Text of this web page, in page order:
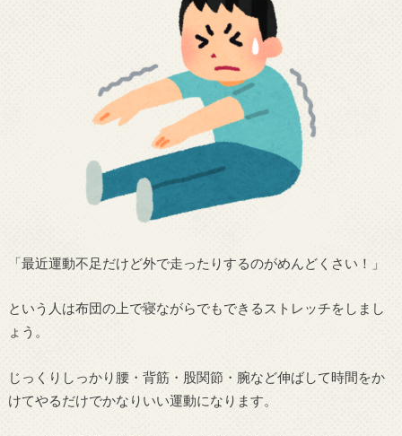
「最近運動不足だけど外で走ったりするのがめんどくさい！」
という人は布団の上で寝ながらでもできるストレッチをしまし
ょう。
じっくりしっかり腰・背筋・股関節・腕など伸ばして時間をか
けてやるだけでかなりいい運動になります。